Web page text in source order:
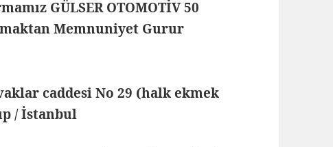
GÜLSER OTOMOTİV 50
Memnuniyet Gurur
caddesi No 29 (halk ekmek
/ İstanbul